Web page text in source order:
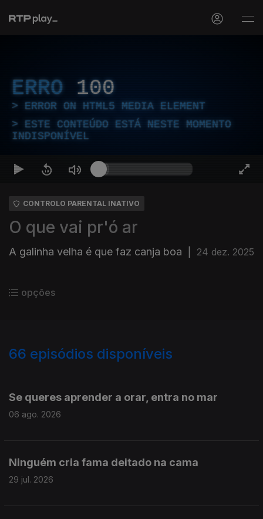
ERRO 100
ERROR ON HTML5 MEDIA ELEMENT
ESTE CONTEÚDO ESTÁ NESTE MOMENTO
INDISPONÍVEL
CONTROLO PARENTAL INATIVO
O que vai pr'ó ar
A galinha velha é que faz canja boa 24 dez. 2025
opções
66 episódios disponíveis
Se queres aprender a orar, entra no mar
06 ago. 2026
Ninguém cria fama deitado na cama
29 jul. 2026